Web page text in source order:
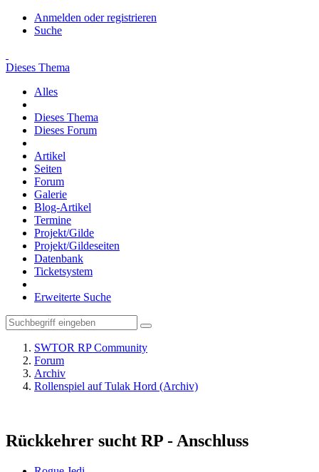
Anmelden oder registrieren
Suche
Dieses Thema
Alles
Dieses Thema
Dieses Forum
Artikel
Seiten
Forum
Galerie
Blog-Artikel
Termine
Projekt/Gilde
Projekt/Gildeseiten
Datenbank
Ticketsystem
Erweiterte Suche
SWTOR RP Community
Forum
Archiv
Rollenspiel auf Tulak Hord (Archiv)
Rückkehrer sucht RP - Anschluss